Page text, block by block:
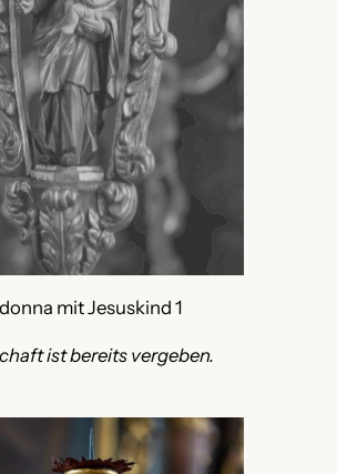
mit Jesuskind 1
ist bereits vergeben.